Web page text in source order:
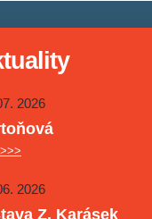
2026
2026
Z. Karásek